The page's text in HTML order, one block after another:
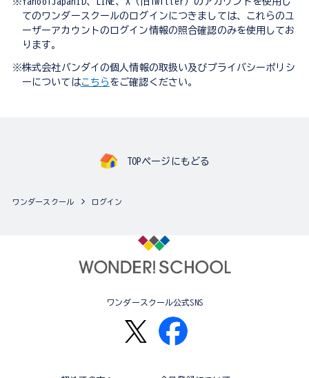
てのワンダースクールのログインにつきましては、これらのユ
ーザーアカウントのログイン情報の照合確認のみを使用してお
ります。
※株式会社バンダイの個人情報の取扱い及びプライバシーポリシ
ーについてはこちら をご確認ください。
TOPページにもどる
ワンダースクール ログイン
ワンダースクール公式SNS